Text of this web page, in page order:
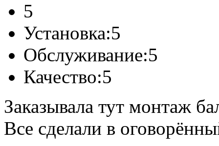
5
Установка:5
Обслуживание:5
Качество:5
Заказывала тут монтаж
Все сделали в